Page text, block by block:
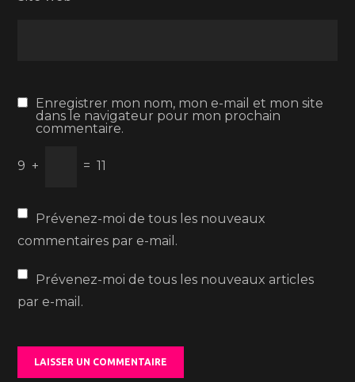
Enregistrer mon nom, mon e-mail et mon site
dans le navigateur pour mon prochain
commentaire.
9 + = 11
Prévenez-moi de tous les nouveaux
commentaires par e-mail.
Prévenez-moi de tous les nouveaux articles
par e-mail.